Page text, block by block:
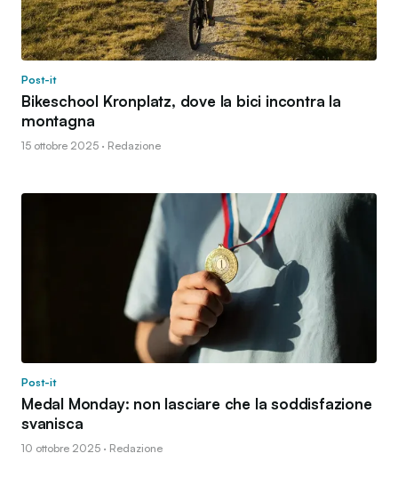
Post-it
Bikeschool Kronplatz, dove la bici incontra la
montagna
15 ottobre 2025 · Redazione
Post-it
Medal Monday: non lasciare che la soddisfazione
svanisca
10 ottobre 2025 · Redazione